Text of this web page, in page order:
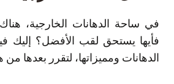
في ساحة الدهانات الخارجية، هناك
فأيها يستحق لقب الأفضل؟ إليك
الدهانات ومميزاتها، لتقرر بعدها